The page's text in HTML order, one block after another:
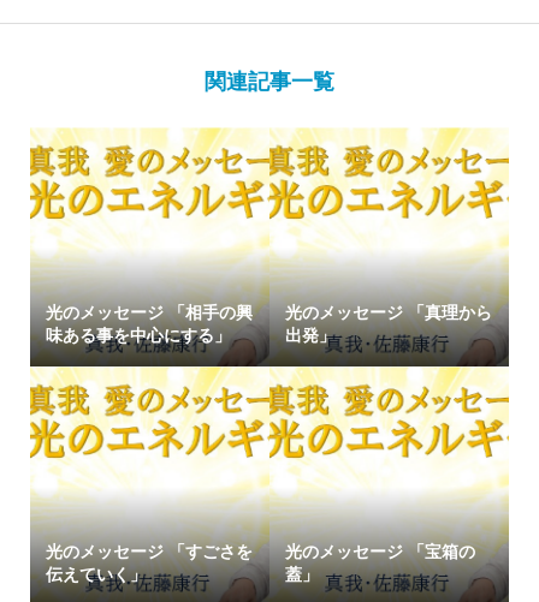
関連記事一覧
光のメッセージ 「相手の興
味ある事を中心にする」
光のメッセージ 「真理から
出発」
光のメッセージ 「すごさを
伝えていく」
光のメッセージ 「宝箱の
蓋」